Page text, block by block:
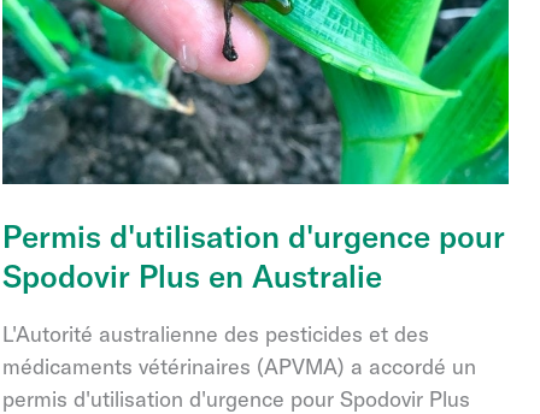
devenir
Permis d'utilisation d'urgence pour
Spodovir Plus en Australie
L'Autorité australienne des pesticides et des
médicaments vétérinaires (APVMA) a accordé un
permis d'utilisation d'urgence pour Spodovir Plus